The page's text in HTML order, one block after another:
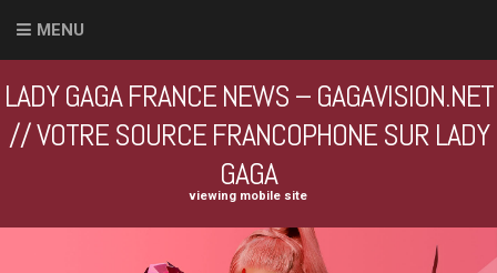
MENU
LADY GAGA FRANCE NEWS – GAGAVISION.NET
// VOTRE SOURCE FRANCOPHONE SUR LADY
GAGA
viewing mobile site